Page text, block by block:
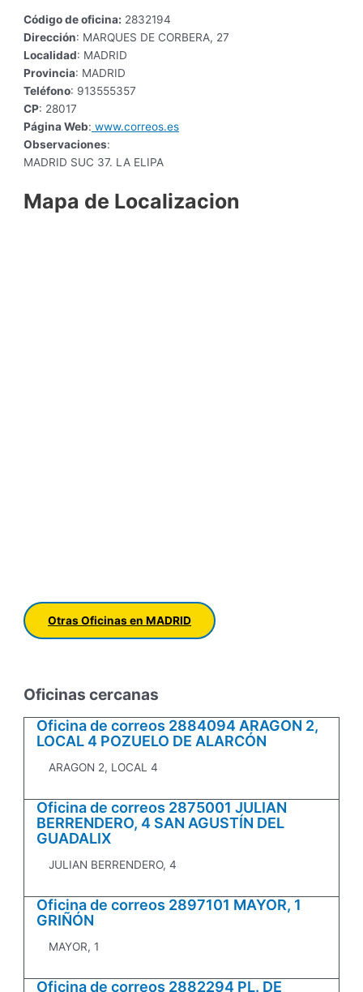
Código de oficina: 2832194
Dirección: MARQUES DE CORBERA, 27
Localidad: MADRID
Provincia: MADRID
Teléfono: 913555357
CP: 28017
Página Web: www.correos.es
Observaciones:
MADRID SUC 37. LA ELIPA
Mapa de Localizacion
Otras Oficinas en MADRID
Oficinas cercanas
Oficina de correos 2884094 ARAGON 2,
LOCAL 4 POZUELO DE ALARCÓN
ARAGON 2, LOCAL 4
Oficina de correos 2875001 JULIAN
BERRENDERO, 4 SAN AGUSTÍN DEL
GUADALIX
JULIAN BERRENDERO, 4
Oficina de correos 2897101 MAYOR, 1
GRIÑÓN
MAYOR, 1
Oficina de correos 2882294 PL. DE